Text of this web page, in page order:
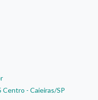
- Caieiras/SP